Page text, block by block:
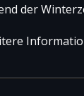
der